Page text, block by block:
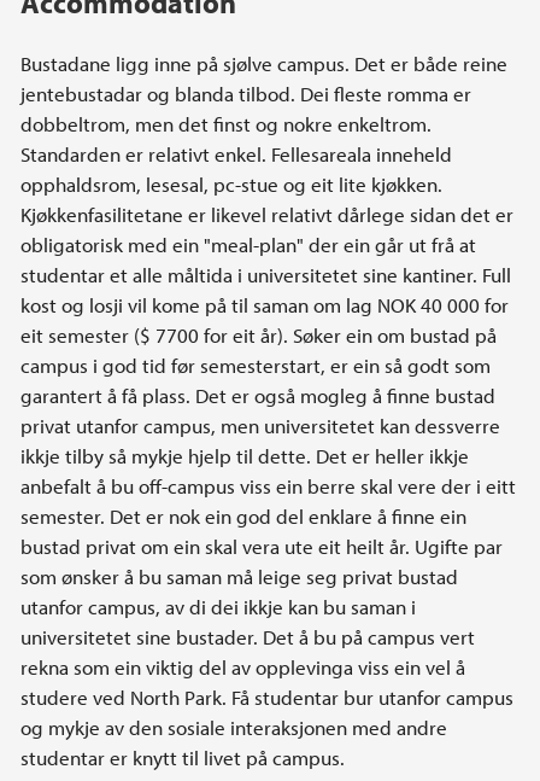
Bustadane ligg inne på sjølve campus. Det er både reine
jentebustadar og blanda tilbod. Dei fleste romma er
dobbeltrom, men det finst og nokre enkeltrom.
Standarden er relativt enkel. Fellesareala inneheld
opphaldsrom, lesesal, pc-stue og eit lite kjøkken.
Kjøkkenfasilitetane er likevel relativt dårlege sidan det er
obligatorisk med ein "meal-plan" der ein går ut frå at
studentar et alle måltida i universitetet sine kantiner. Full
kost og losji vil kome på til saman om lag NOK 40 000 for
eit semester ($ 7700 for eit år). Søker ein om bustad på
campus i god tid før semesterstart, er ein så godt som
garantert å få plass. Det er også mogleg å finne bustad
privat utanfor campus, men universitetet kan dessverre
ikkje tilby så mykje hjelp til dette. Det er heller ikkje
anbefalt å bu off-campus viss ein berre skal vere der i eitt
semester. Det er nok ein god del enklare å finne ein
bustad privat om ein skal vera ute eit heilt år. Ugifte par
som ønsker å bu saman må leige seg privat bustad
utanfor campus, av di dei ikkje kan bu saman i
universitetet sine bustader. Det å bu på campus vert
rekna som ein viktig del av opplevinga viss ein vel å
studere ved North Park. Få studentar bur utanfor campus
og mykje av den sosiale interaksjonen med andre
studentar er knytt til livet på campus.